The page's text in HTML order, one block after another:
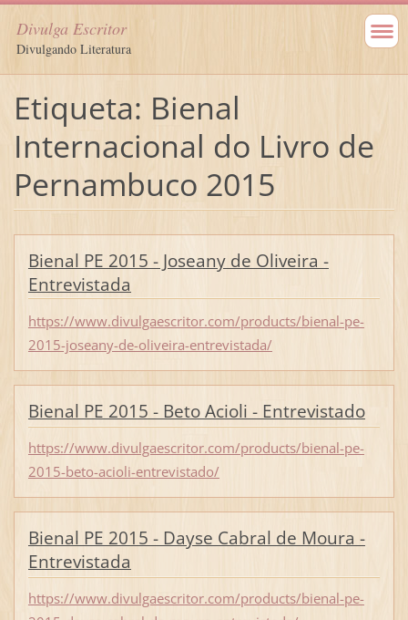
Divulga Escritor
Divulgando Literatura
Etiqueta: Bienal
Internacional do Livro de
Pernambuco 2015
Bienal PE 2015 - Joseany de Oliveira -
Entrevistada
https://www.divulgaescritor.com/products/bienal-pe-
2015-joseany-de-oliveira-entrevistada/
Bienal PE 2015 - Beto Acioli - Entrevistado
https://www.divulgaescritor.com/products/bienal-pe-
2015-beto-acioli-entrevistado/
Bienal PE 2015 - Dayse Cabral de Moura -
Entrevistada
https://www.divulgaescritor.com/products/bienal-pe-